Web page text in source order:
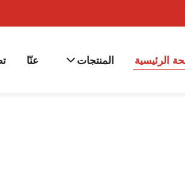
الرئيسية المنتجات عنّا